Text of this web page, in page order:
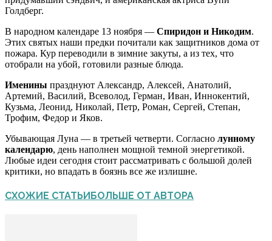
Голдберг.
В народном календаре 13 ноября — Спиридон и Никодим.
Этих святых наши предки почитали как защитников дома от
пожара. Кур переводили в зимние закуты, а из тех, что
отобрали на убой, готовили разные блюда.
Именины празднуют Александр, Алексей, Анатолий,
Артемий, Василий, Всеволод, Герман, Иван, Иннокентий,
Кузьма, Леонид, Николай, Петр, Роман, Сергей, Степан,
Трофим, Федор и Яков.
Убывающая Луна — в третьей четверти. Согласно лунному
календарю, день наполнен мощной темной энергетикой.
Любые идеи сегодня стоит рассматривать с большой долей
критики, но впадать в боязнь все же излишне.
СХОЖИЕ СТАТЬИБОЛЬШЕ ОТ АВТОРА